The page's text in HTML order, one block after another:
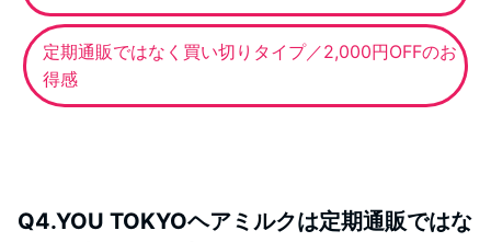
定期通販ではなく買い切りタイプ／2,000円OFFのお
得感
Q4.YOU TOKYOヘアミルクは定期通販ではな